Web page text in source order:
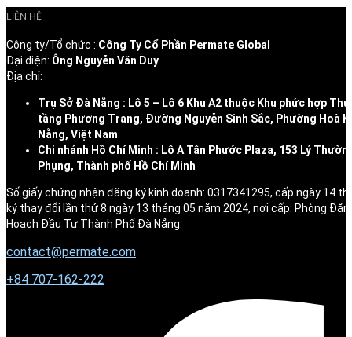
LIÊN HỆ
Công ty/Tổ chức : Công Ty Cổ Phần Permate Global
Đại diện: Ông Nguyễn Văn Duy
Địa chỉ:
Trụ Sở Đà Nẵng : Lô 5 – Lô 6 Khu A2 thuộc Khu phức hợp
tầng Phương Trang, Đường Nguyễn Sinh Sắc, Phường Hoà
Nẵng, Việt Nam
Chi nhánh Hồ Chí Minh : Lô A Tân Phước Plaza, 153 Lý
Phụng, Thành phố Hồ Chí Minh
Số giấy chứng nhận đăng ký kinh doanh: 0317341295, cấp ngày 14
ký thay đổi lần thứ 8 ngày 13 tháng 05 năm 2024, nơi cấp: Phòng
Hoạch Đầu Tư Thành Phố Đà Nẵng.
contact@permate.com
+84 707-162-222